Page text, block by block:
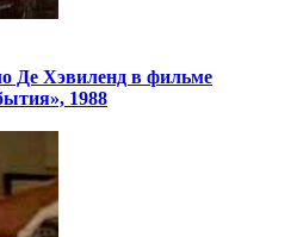
Де Хэвиленд в фильме
1988